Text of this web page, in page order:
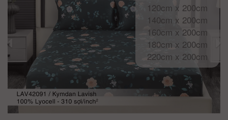
120cm x 200cm
140cm x 200cm
160cm x 200cm
180cm x 200cm
220cm x 200cm